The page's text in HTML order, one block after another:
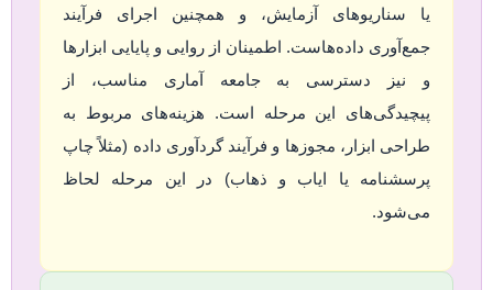
یا سناریوهای آزمایش، و همچنین اجرای فرآیند
جمع‌آوری داده‌هاست. اطمینان از روایی و پایایی ابزارها
و نیز دسترسی به جامعه آماری مناسب، از
پیچیدگی‌های این مرحله است. هزینه‌های مربوط به
طراحی ابزار، مجوزها و فرآیند گردآوری داده (مثلاً چاپ
پرسشنامه یا ایاب و ذهاب) در این مرحله لحاظ
می‌شود.